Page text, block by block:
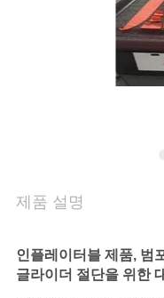
의
하
기
제품 설명
인플레이터블 제품, 범
글라이더 절단을 위한